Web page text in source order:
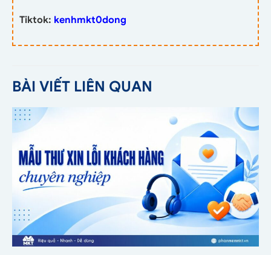
Tiktok: kenhmkt0dong
BÀI VIẾT LIÊN QUAN